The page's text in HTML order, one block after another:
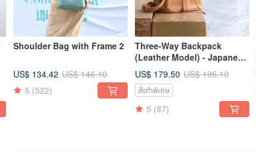
Shoulder Bag with Frame 2
US$ 134.42 US$ 146.10
5 (522)
Three-Way Backpack
(Leather Model) - Japanese
Canvas / Waterproof Fabric
/ Backpack / Shoulder Bag
US$ 179.50 US$ 195.10
สั่งทำพิเศษ
5 (87)